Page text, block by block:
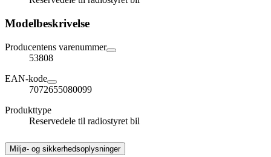
Modelbeskrivelse
Producentens varenummer
53808
EAN-kode
7072655080099
Produkttype
Reservedele til radiostyret bil
Miljø- og sikkerhedsoplysninger